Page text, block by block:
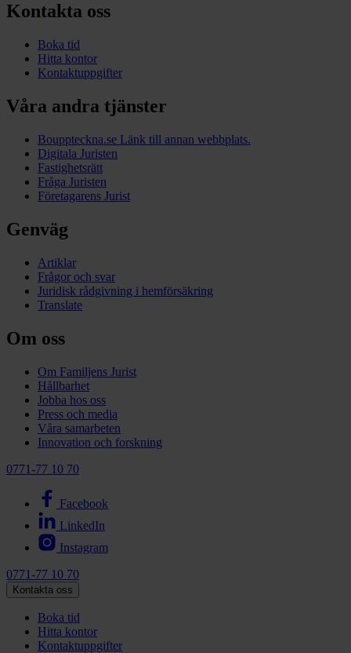
Kontakta oss
Boka tid
Hitta kontor
Kontaktuppgifter
Våra andra tjänster
Bouppteckna.se Länk till annan webbplats.
Digitala Juristen
Fastighetsrätt
Fråga Juristen
Företagarens Jurist
Genväg
Artiklar
Frågor och svar
Juridisk rådgivning i hemförsäkring
Translate
Om oss
Om Familjens Jurist
Hållbarhet
Jobba hos oss
Press och media
Våra samarbeten
Innovation och forskning
0771-77 10 70
Facebook
LinkedIn
Instagram
0771-77 10 70
Kontakta oss
Boka tid
Hitta kontor
Kontaktuppgifter